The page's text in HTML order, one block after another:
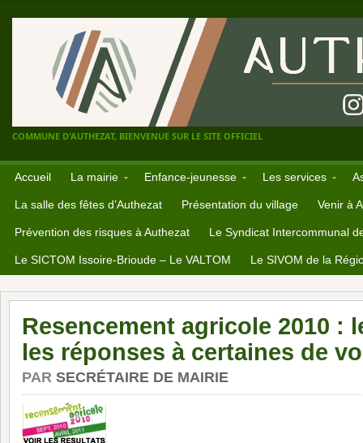
COMMUNE D'AUTHEZAT, BIENVENUE SUR LE SITE OFFICIEL
Accueil La mairie Enfance-jeunesse Les services
La salle des fêtes d’Authezat Présentation du village Venir à
Prévention des risques à Authezat Le Syndicat Intercommunal
Le SICTOM Issoire-Brioude – Le VALTOM Le SIVOM de la
Resencement agricole 2010 :
les réponses à certaines de
PAR SECRÉTAIRE DE MAIRIE